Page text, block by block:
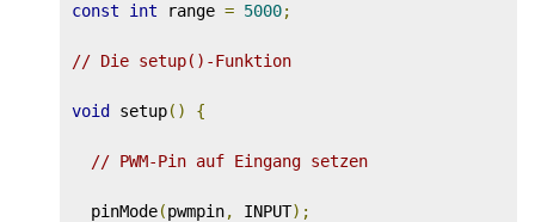
const int range = 5000;
// Die setup()-Funktion
void setup() {
// PWM-Pin auf Eingang setzen
pinMode(pwmpin, INPUT);